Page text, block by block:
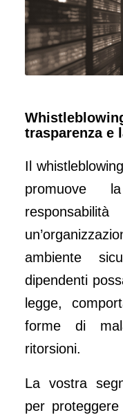
trasparenza e
Il
promuove
ambiente
dipendenti
legge,
forme di
ritorsioni.
La vostra
per